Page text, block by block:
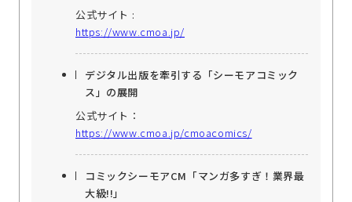
公式サイト :
https://www.cmoa.jp/
デジタル出版を牽引する「シーモアコミック
ス」の展開
公式サイト：
https://www.cmoa.jp/cmoacomics/
コミックシーモアCM「マンガ多すぎ！業界最
大級!!」